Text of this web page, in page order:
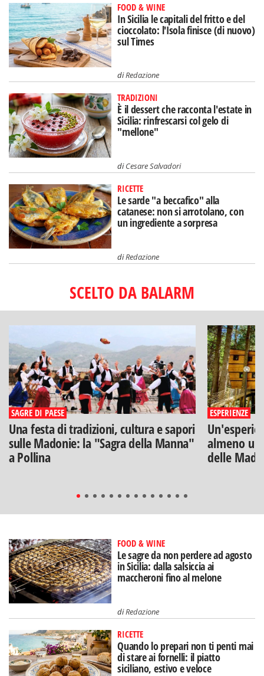
FOOD & WINE
In Sicilia le capitali del fritto e del
cioccolato: l'Isola finisce (di nuovo)
sul Times
diRedazione
TRADIZIONI
È il dessert che racconta l'estate in
Sicilia: rinfrescarsi col gelo di
"mellone"
diCesare Salvadori
RICETTE
Le sarde "a beccafico" alla
catanese: non si arrotolano, con
un ingrediente a sorpresa
diRedazione
SCELTO DA BALARM
SAGRE DI PAESE
Una festa di tradizioni, cultura e sapori
sulle Madonie: la "Sagra della Manna"
a Pollina
ESPERIENZE
almeno
delle
FOOD & WINE
Le sagre da non perdere ad agosto
in Sicilia: dalla salsiccia ai
maccheroni fino al melone
diRedazione
RICETTE
Quando lo prepari non ti penti mai
di stare ai fornelli: il piatto
siciliano, estivo e veloce